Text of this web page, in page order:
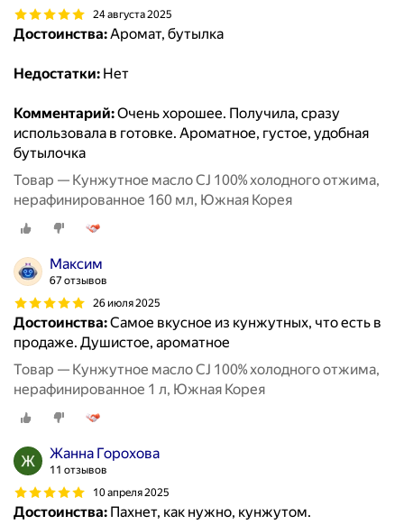
24 августа 2025
Достоинства:Аромат, бутылка
Недостатки: Нет
Комментарий:Очень хорошее. Получила, сразу
использовала в готовке. Ароматное, густое, удобная
бутылочка
Товар — Кунжутное масло CJ 100% холодного отжима,
нерафинированное 160 мл, Южная Корея
Максим
67 отзывов
26 июля 2025
Достоинства:Самое вкусное из кунжутных, что есть в
продаже. Душистое, ароматное
Товар — Кунжутное масло CJ 100% холодного отжима,
нерафинированное 1 л, Южная Корея
Жанна Горохова
11 отзывов
10 апреля 2025
Достоинства: Пахнет, как нужно, кунжутом.